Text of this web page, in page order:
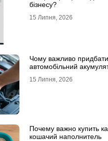
бізнесу?
15 Липня, 2026
Чому важливо придбати
автомобільний
15 Липня, 2026
Почему важно купить
кошачий наполнитель